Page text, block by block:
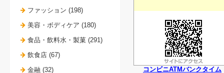
コンビニATMバンクタイム
ファッション (198)
美容・ボディケア (180)
食品・飲料水・製菓 (291)
飲食店 (67)
金融 (32)